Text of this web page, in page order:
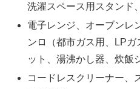
洗濯スペース用スタンド
電子レンジ、オーブンレ
ンロ（都市ガス用、LP
ット、湯沸かし器、炊飯
コードレスクリーナー、